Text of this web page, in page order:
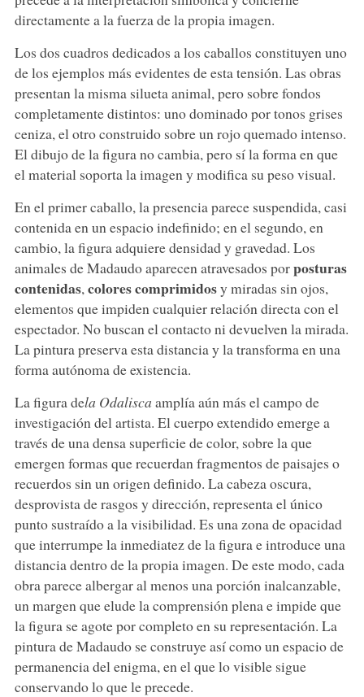
directamente a la fuerza de la propia imagen.
Los dos cuadros dedicados a los caballos constituyen uno
de los ejemplos más evidentes de esta tensión. Las obras
presentan la misma silueta animal, pero sobre fondos
completamente distintos: uno dominado por tonos grises
ceniza, el otro construido sobre un rojo quemado intenso.
El dibujo de la figura no cambia, pero sí la forma en que
el material soporta la imagen y modifica su peso visual.
En el primer caballo, la presencia parece suspendida, casi
contenida en un espacio indefinido; en el segundo, en
cambio, la figura adquiere densidad y gravedad. Los
animales de Madaudo aparecen atravesados porposturas
contenidas,colores comprimidosy miradas sin ojos,
elementos que impiden cualquier relación directa con el
espectador. No buscan el contacto ni devuelven la mirada.
La pintura preserva esta distancia y la transforma en una
forma autónoma de existencia.
La figura dela Odalisca amplía aún más el campo de
investigación del artista. El cuerpo extendido emerge a
través de una densa superficie de color, sobre la que
emergen formas que recuerdan fragmentos de paisajes o
recuerdos sin un origen definido. La cabeza oscura,
desprovista de rasgos y dirección, representa el único
punto sustraído a la visibilidad. Es una zona de opacidad
que interrumpe la inmediatez de la figura e introduce una
distancia dentro de la propia imagen. De este modo, cada
obra parece albergar al menos una porción inalcanzable,
un margen que elude la comprensión plena e impide que
la figura se agote por completo en su representación. La
pintura de Madaudo se construye así como un espacio de
permanencia del enigma, en el que lo visible sigue
conservando lo que le precede.